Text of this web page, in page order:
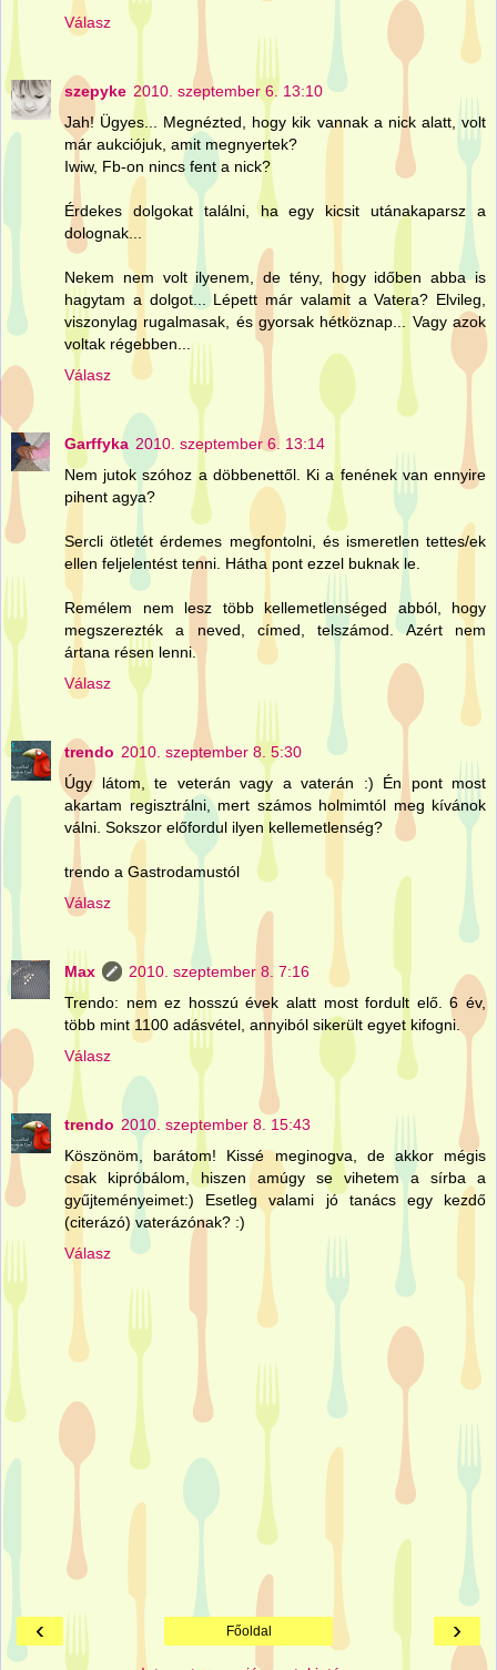
Válasz
szepyke 2010. szeptember 6. 13:10
Jah! Ügyes... Megnézted, hogy kik vannak a nick alatt, volt
már aukciójuk, amit megnyertek?
Iwiw, Fb-on nincs fent a nick?
Érdekes dolgokat találni, ha egy kicsit utánakaparsz a
dolognak...
Nekem nem volt ilyenem, de tény, hogy időben abba is
hagytam a dolgot... Lépett már valamit a Vatera? Elvileg,
viszonylag rugalmasak, és gyorsak hétköznap... Vagy azok
voltak régebben...
Válasz
Garffyka 2010. szeptember 6. 13:14
Nem jutok szóhoz a döbbenettől. Ki a fenének van ennyire
pihent agya?
Sercli ötletét érdemes megfontolni, és ismeretlen tettes/ek
ellen feljelentést tenni. Hátha pont ezzel buknak le.
Remélem nem lesz több kellemetlenséged abból, hogy
megszerezték a neved, címed, telszámod. Azért nem
ártana résen lenni.
Válasz
trendo 2010. szeptember 8. 5:30
Úgy látom, te veterán vagy a vaterán :) Én pont most
akartam regisztrálni, mert számos holmimtól meg kívánok
válni. Sokszor előfordul ilyen kellemetlenség?
trendo a Gastrodamustól
Válasz
Max
2010. szeptember 8. 7:16
Trendo: nem ez hosszú évek alatt most fordult elő. 6 év,
több mint 1100 adásvétel, annyiból sikerült egyet kifogni.
Válasz
trendo 2010. szeptember 8. 15:43
Köszönöm, barátom! Kissé meginogva, de akkor mégis
csak kipróbálom, hiszen amúgy se vihetem a sírba a
gyűjteményeimet:) Esetleg valami jó tanács egy kezdő
(citerázó) vaterázónak? :)
Válasz
‹ ›
Főoldal